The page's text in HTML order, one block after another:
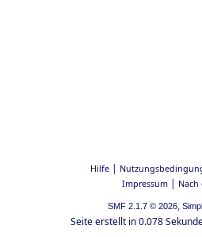
Hilfe|
Impressum|
SMF 2.1.7 © 2026,
Seite erstellt in 0.078